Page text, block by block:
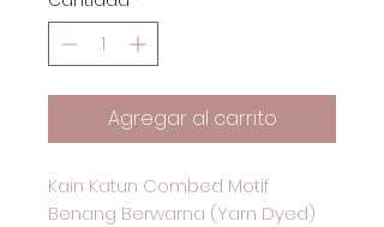
Agregar al carrito
Kain Katun Combed Motif
Benang Berwarna (Yarn Dyed)